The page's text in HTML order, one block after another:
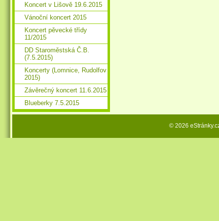
Koncert v Lišově 19.6.2015
Vánoční koncert 2015
Koncert pěvecké třídy
11/2015
DD Staroměstská Č.B.
(7.5.2015)
Koncerty (Lomnice, Rudolfov
2015)
Závěrečný koncert 11.6.2015
Blueberky 7.5.2015
© 2026